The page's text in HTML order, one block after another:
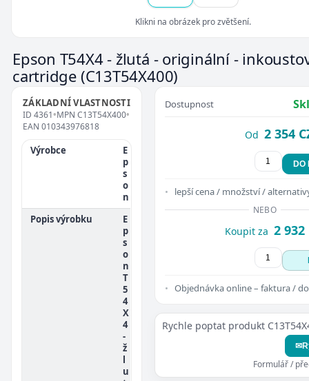
Klikni na obrázek pro zvětšení.
Epson T54X4 - žlutá - originální -
cartridge (C13T54X400)
ZÁKLADNÍ VLASTNOSTI
ID 4361•MPN C13T54X400•
EAN 010343976818
Výrobce
E
p
s
o
n
Popis výrobku
E
p
s
o
n
T
5
4
X
4
-
ž
l
u
Dostupnost
Od 2 354
DO
lepší cena / množství /
NEBO
Koupit za 2 932
Objednávka online – faktura /
Rychle poptat produkt
✉
Formulář /